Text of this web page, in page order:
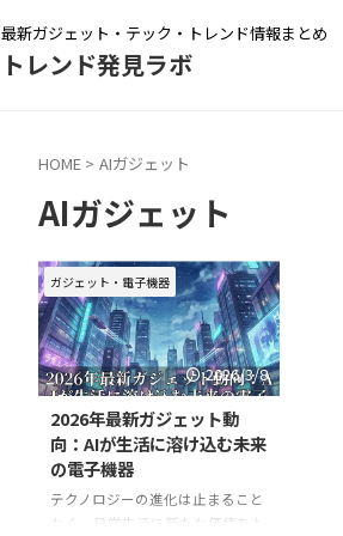
最新ガジェット・テック・トレンド情報まとめ
トレンド発見ラボ
HOME > AIガジェット
AIガジェット
ガジェット・電子機器
2026/3/8
2026年最新ガジェット動
向：AIが生活に溶け込む未来
の電子機器
テクノロジーの進化は止まること
なく、日常生活に新たな価値をも